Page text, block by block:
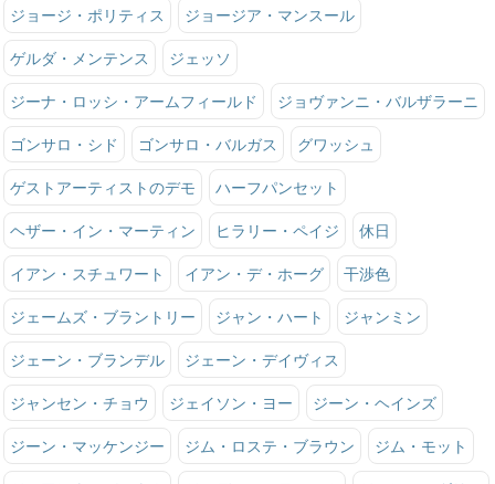
ジョージ・ポリティス ジョージア・マンスール
ゲルダ・メンテンス ジェッソ
ジーナ・ロッシ・アームフィールド ジョヴァンニ・バルザラーニ
ゴンサロ・シド ゴンサロ・バルガス グワッシュ
ゲストアーティストのデモ ハーフパンセット
ヘザー・イン・マーティン ヒラリー・ペイジ 休日
イアン・スチュワート イアン・デ・ホーグ 干渉色
ジェームズ・ブラントリー ジャン・ハート ジャンミン
ジェーン・ブランデル ジェーン・デイヴィス
ジャンセン・チョウ ジェイソン・ヨー ジーン・ヘインズ
ジーン・マッケンジー ジム・ロステ・ブラウン ジム・モット